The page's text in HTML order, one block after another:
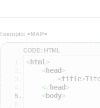
Esempio: <MAP>
CODE: HTML
<html >
<head>
<title>
</ head>
<body>